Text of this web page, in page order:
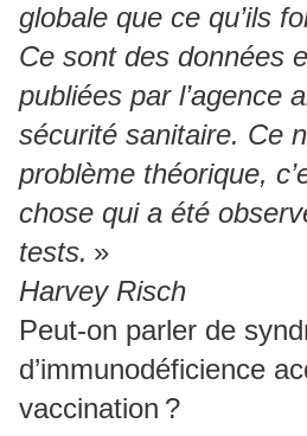
globale que ce qu’ils
Ce sont des données
publiées par l’agence
sécurité sanitaire. Ce
problème théorique,
chose qui a été
tests. »
Harvey Risch
Peut-on parler de
d’immunodéficience
vaccination ?